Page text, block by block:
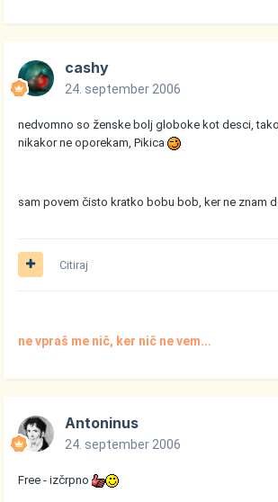
cashy
24. september 2006
nedvomno so ženske bolj globoke kot desci,
nikakor ne oporekam, Pikica
sam povem čisto kratko bobu bob, ker ne znam
Citiraj
ne vpraš me nič, ker nič ne vem...
Antoninus
24. september 2006
Free - izčrpno